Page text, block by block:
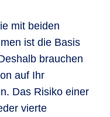
mit beiden
ist die Basis
brauchen
auf Ihr
Das Risiko einer
vierte